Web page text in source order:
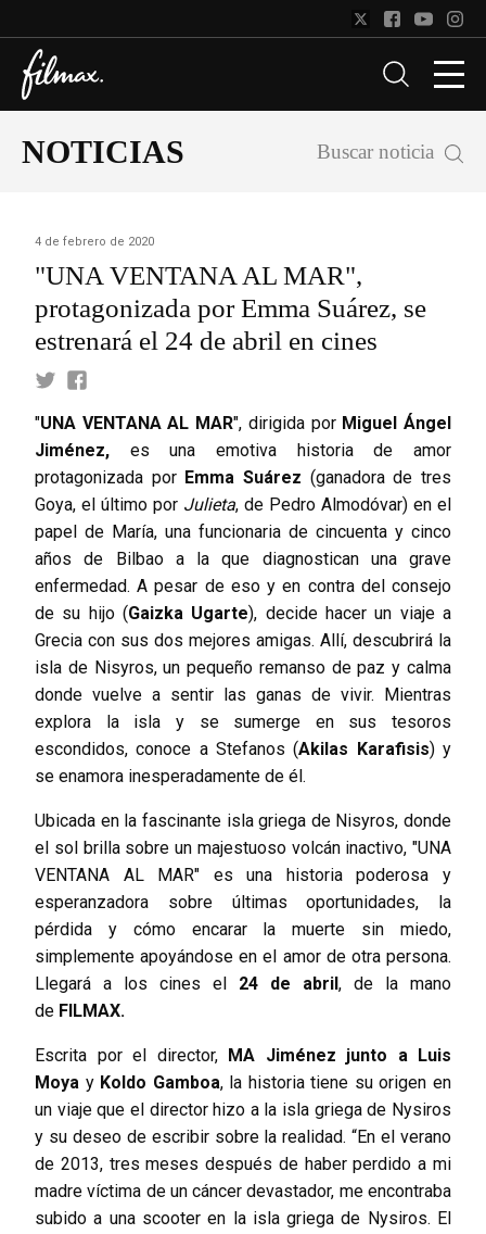
NOTICIAS Buscar noticia
4 de febrero de 2020
"UNA VENTANA AL MAR",
protagonizada por Emma Suárez, se
estrenará el 24 de abril en cines
"UNA VENTANA AL MAR", dirigida por Miguel Ángel
Jiménez, es una emotiva historia de amor
protagonizada por Emma Suárez (ganadora de tres
Goya, el último por Julieta, de Pedro Almodóvar) en el
papel de María, una funcionaria de cincuenta y cinco
años de Bilbao a la que diagnostican una grave
enfermedad. A pesar de eso y en contra del consejo
de su hijo (Gaizka Ugarte), decide hacer un viaje a
Grecia con sus dos mejores amigas. Allí, descubrirá la
isla de Nisyros, un pequeño remanso de paz y calma
donde vuelve a sentir las ganas de vivir. Mientras
explora la isla y se sumerge en sus tesoros
escondidos, conoce a Stefanos (Akilas Karafisis) y
se enamora inesperadamente de él.
Ubicada en la fascinante isla griega de Nisyros, donde
el sol brilla sobre un majestuoso volcán inactivo, "UNA
VENTANA AL MAR" es una historia poderosa y
esperanzadora sobre últimas oportunidades, la
pérdida y cómo encarar la muerte sin miedo,
simplemente apoyándose en el amor de otra persona.
Llegará a los cines el 24 de abril, de la mano
de FILMAX.
Escrita por el director,MA Jiménez junto a Luis
Moya yKoldo Gamboa, la historia tiene su origen en
un viaje que el director hizo a la isla griega de Nysiros
y su deseo de escribir sobre la realidad. “En el verano
de 2013, tres meses después de haber perdido a mi
madre víctima de un cáncer devastador, me encontraba
subido a una scooter en la isla griega de Nysiros. El